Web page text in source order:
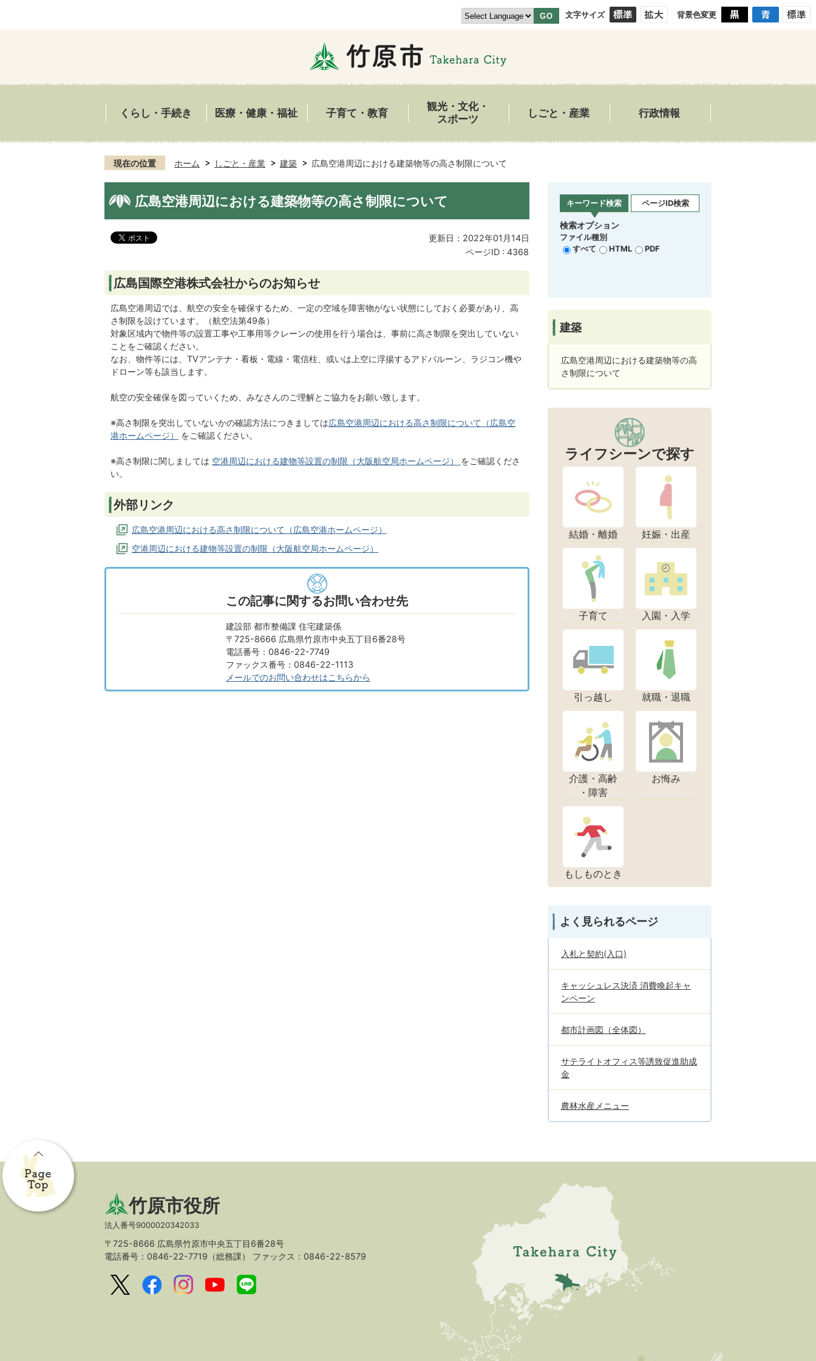
GO 文字サイズ 背景色変更
くらし・手続き 医療・健康・福祉 子育て・教育
観光・文化・
スポーツ
しごと・産業 行政情報
現在の位置 ホーム しごと・産業 建築 広島空港周辺における建築物等の高さ制限について
広島空港周辺における建築物等の高さ制限について
更新日：2022年01月14日
ページID : 4368
広島国際空港株式会社からのお知らせ
広島空港周辺では、航空の安全を確保するため、一定の空域を障害物がない状態にしておく必要があり、高
さ制限を設けています。（航空法第49条）
対象区域内で物件等の設置工事や工事用等クレーンの使用を行う場合は、事前に高さ制限を突出していない
ことをご確認ください。
なお、物件等には、TVアンテナ・看板・電線・電信柱、或いは上空に浮揚するアドバルーン、ラジコン機や
ドローン等も該当します。
航空の安全確保を図っていくため、みなさんのご理解とご協力をお願い致します。
※高さ制限を突出していないかの確認方法につきましては広島空港周辺における高さ制限について（広島空
港ホームページ）
をご確認ください。
※高さ制限に関しましては 空港周辺における建物等設置の制限（大阪航空局ホームページ） をご確認くださ
い。
外部リンク
広島空港周辺における高さ制限について（広島空港ホームページ）
空港周辺における建物等設置の制限（大阪航空局ホームページ）
この記事に関するお問い合わせ先
建設部 都市整備課 住宅建築係
〒725-8666 広島県竹原市中央五丁目6番28号
電話番号：0846-22-7749
ファックス番号：0846-22-1113
メールでのお問い合わせはこちらから
キーワード検索 ページID検索
検索オプション
ファイル種別
すべて
HTML PDF
建築
広島空港周辺における建築物等の高
さ制限について
ライフシーンで探す
結婚・離婚 妊娠・出産
子育て 入園・入学
引っ越し 就職・退職
介護・高齢
・障害
お悔み
もしものとき
よく見られるページ
入札と契約(入口)
キャッシュレス決済 消費喚起キャ
ンペーン
都市計画図（全体図）
サテライトオフィス等誘致促進助成
金
農林水産メニュー
竹原市役所
法人番号9000020342033
〒725-8666 広島県竹原市中央五丁目6番28号
電話番号：0846-22-7719（総務課） ファックス：0846-22-8579